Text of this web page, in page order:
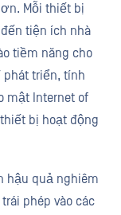
Mỗi thiết bị
tiện ích nhà
tiềm năng cho
phát triển, tính
mật Internet of
bị hoạt động
hậu quả nghiêm
phép vào các